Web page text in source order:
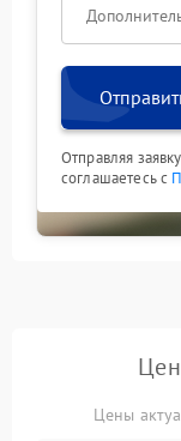
Отправляя
соглашаетесь с
Цены